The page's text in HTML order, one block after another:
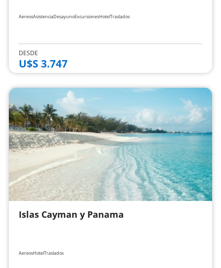
AereosAsistenciaDesayunoExcursionesHotelTraslados
DESDE
U$S 3.747
Islas Cayman y Panama
AereosHotelTraslados